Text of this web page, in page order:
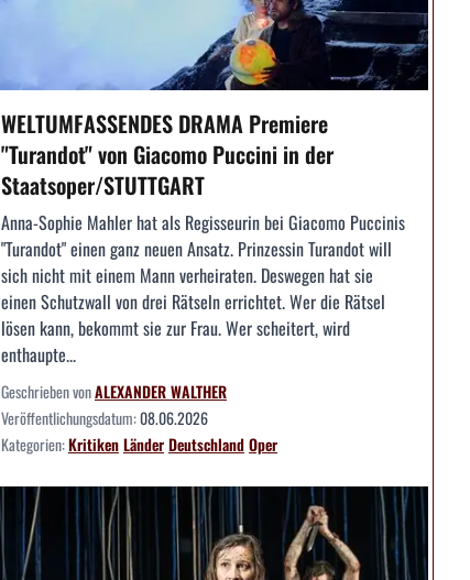
WELTUMFASSENDES DRAMA Premiere
"Turandot" von Giacomo Puccini in der
Staatsoper/STUTTGART
Anna-Sophie Mahler hat als Regisseurin bei Giacomo Puccinis
"Turandot" einen ganz neuen Ansatz. Prinzessin Turandot will
sich nicht mit einem Mann verheiraten. Deswegen hat sie
einen Schutzwall von drei Rätseln errichtet. Wer die Rätsel
lösen kann, bekommt sie zur Frau. Wer scheitert, wird
enthaupte...
Geschrieben vonALEXANDER WALTHER
Veröffentlichungsdatum:08.06.2026
Kategorien:KritikenLänderDeutschlandOper